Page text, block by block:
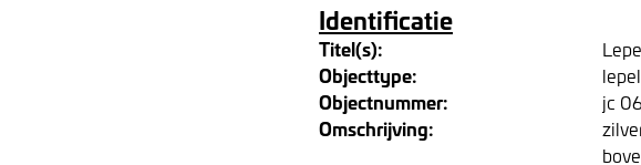
Identificatie
Titel(s):
Objecttype: lepel
Objectnummer: jc
Omschrijving: